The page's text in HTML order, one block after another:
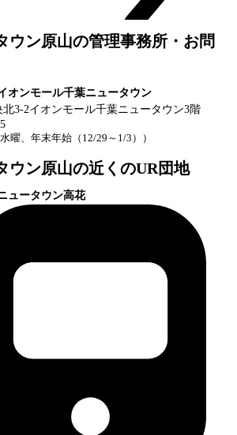
ウン原山の管理事務所・お問
オンモール千葉ニュータウン
3-2イオンモール千葉ニュータウン3階
水曜、年末年始（12/29～1/3） ）
ウン原山の近くのUR団地
ュータウン高花